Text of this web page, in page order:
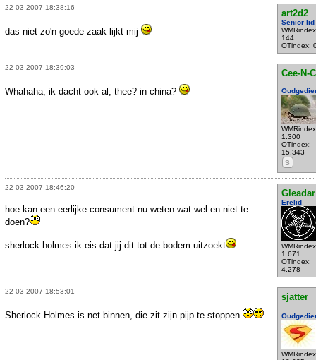
22-03-2007 18:38:16
art2d2
Senior lid
144
OTindex:
das niet zo'n goede zaak lijkt mij
22-03-2007 18:39:03
Cee-N-
1.300
OTindex:
15.343
S
Whahaha, ik dacht ook al, thee? in china?
22-03-2007 18:46:20
Gleadar
Erelid
1.671
OTindex:
4.278
hoe kan een eerlijke consument nu weten wat wel en niet te
doen?
sherlock holmes ik eis dat jij dit tot de bodem uitzoekt
22-03-2007 18:53:01
sjatter
Sherlock Holmes is net binnen, die zit zijn pijp te stoppen.